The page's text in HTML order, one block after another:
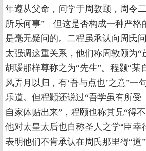
年遵从父命，问学于周敦颐，周令
所乐何事”，但这是否构成一种严格
是毫无疑问的。二程虽承认向周氏
太强调这重关系，他们称周敦颐为“
胡瑗那样尊称之为“先生”。程颢“某
风弄月以归，有‘吾与点也’之意”一
乐道。但程颢还说过“吾学虽有所受
自家体贴出来”，程颐也称其兄“得
他对太皇太后也自称圣人之学“臣幸
表明他们不肯承认在周氏那里得“道